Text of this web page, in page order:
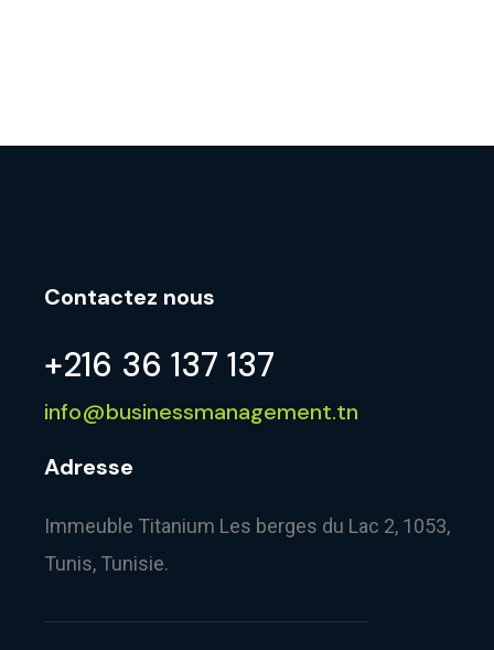
Contactez nous
+216 36 137 137
info@businessmanagement.tn
Adresse
Immeuble Titanium Les berges du Lac 2, 1053,
Tunis, Tunisie.